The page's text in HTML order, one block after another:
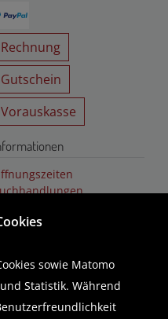
Rechnung
Gutschein
Vorauskasse
Newsletter
sowie Matomo
Statistik. Während